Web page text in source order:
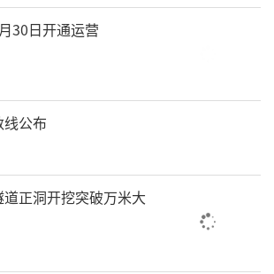
意识。一季度累计开展班组专
覆盖人员220多人次，班组人员
自救互救能力显著提升；特种
岗率100%，班组技能达标率较
高效完成安装任务提供人才支
公司张家峁项目部将持续深化
紧扣提质增效核心任务，不断
提升班组战斗力，以扎实可靠
30日开通运营
公布
正洞开挖突破万米大